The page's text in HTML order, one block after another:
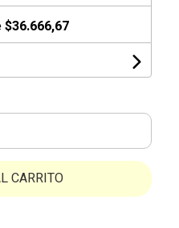
$36.666,67
CARRITO